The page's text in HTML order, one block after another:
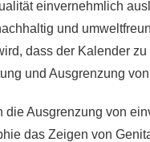
einvernehmlich
und
dass der Kalender
und Ausgrenzung
die Ausgrenzung von
das Zeigen von